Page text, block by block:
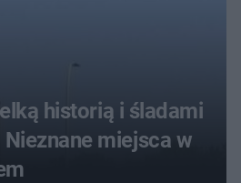
historią i śladami
miejsca w